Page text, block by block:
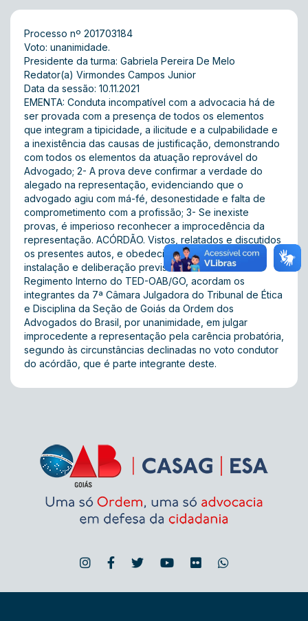
Processo nº 201703184
Voto: unanimidade.
Presidente da turma: Gabriela Pereira De Melo
Redator(a) Virmondes Campos Junior
Data da sessão: 10.11.2021
EMENTA: Conduta incompatível com a advocacia há de
ser provada com a presença de todos os elementos
que integram a tipicidade, a ilicitude e a culpabilidade e
a inexistência das causas de justificação, demonstrando
com todos os elementos da atuação reprovável do
Advogado; 2- A prova deve confirmar a verdade do
alegado na representação, evidenciando que o
advogado agiu com má-fé, desonestidade e falta de
comprometimento com a profissão; 3- Se inexiste
provas, é imperioso reconhecer a improcedência da
representação. ACÓRDÃO. Vistos, relatados e discutidos
os presentes autos, e obedecido o quórum de
instalação e deliberação previsto no art. 9º do
Regimento Interno do TED-OAB/GO, acordam os
integrantes da 7ª Câmara Julgadora do Tribunal de Ética
e Disciplina da Seção de Goiás da Ordem dos
Advogados do Brasil, por unanimidade, em julgar
improcedente a representação pela carência probatória,
segundo às circunstâncias declinadas no voto condutor
do acórdão, que é parte integrante deste.